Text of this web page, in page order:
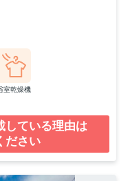
室乾燥機
している理由は
ださい